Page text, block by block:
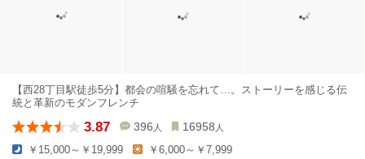
【西28丁目駅徒歩5分】都会の喧騒を忘れて…。ストーリーを感じる伝
統と革新のモダンフレンチ
3.87 396 人 16958 人
￥15,000～￥19,999 ￥6,000～￥7,999